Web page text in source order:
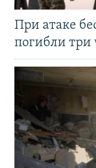
При атаке
погибли три